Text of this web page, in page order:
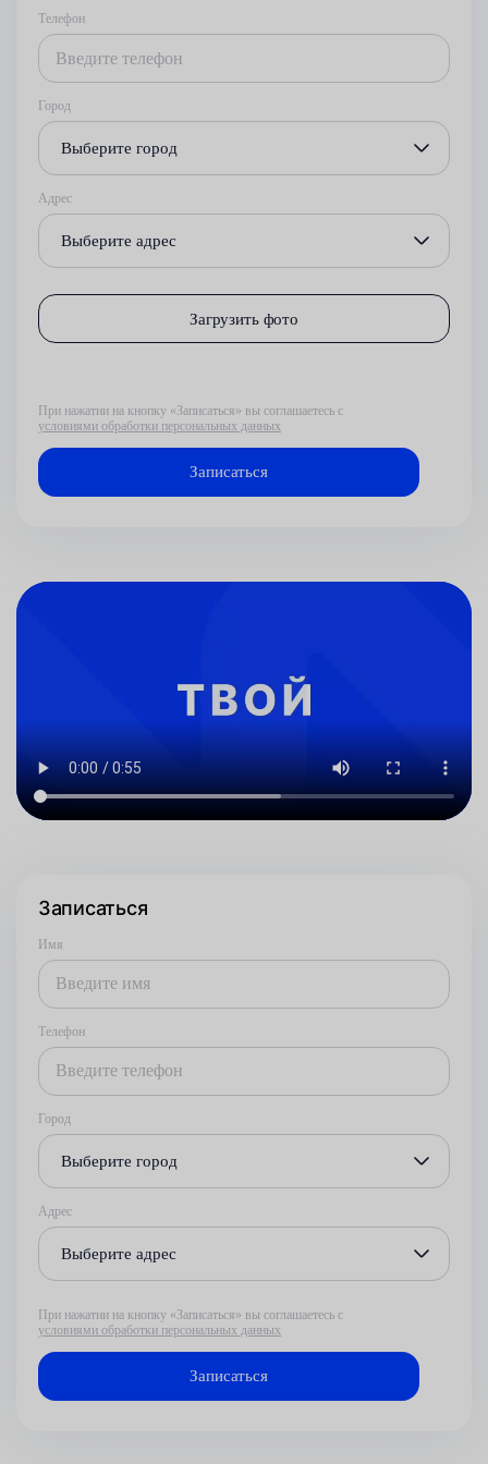
Телефон
Город
Выберите город
Адрес
Выберите адрес
Загрузить фото
При нажатии на кнопку «Записаться» вы соглашаетесь с
условиями обработки персональных данных
Записаться
Имя
Телефон
Город
Выберите город
Адрес
Выберите адрес
При нажатии на кнопку «Записаться» вы соглашаетесь с
условиями обработки персональных данных